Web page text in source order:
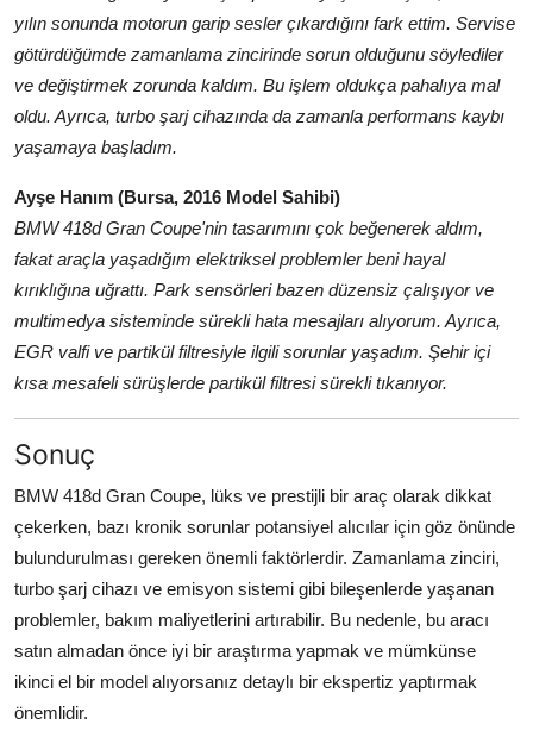
yılın sonunda motorun garip sesler çıkardığını fark ettim. Servise
götürdüğümde zamanlama zincirinde sorun olduğunu söylediler
ve değiştirmek zorunda kaldım. Bu işlem oldukça pahalıya mal
oldu. Ayrıca, turbo şarj cihazında da zamanla performans kaybı
yaşamaya başladım.
Ayşe Hanım (Bursa, 2016 Model Sahibi)
BMW 418d Gran Coupe'nin tasarımını çok beğenerek aldım,
fakat araçla yaşadığım elektriksel problemler beni hayal
kırıklığına uğrattı. Park sensörleri bazen düzensiz çalışıyor ve
multimedya sisteminde sürekli hata mesajları alıyorum. Ayrıca,
EGR valfi ve partikül filtresiyle ilgili sorunlar yaşadım. Şehir içi
kısa mesafeli sürüşlerde partikül filtresi sürekli tıkanıyor.
Sonuç
BMW 418d Gran Coupe, lüks ve prestijli bir araç olarak dikkat
çekerken, bazı kronik sorunlar potansiyel alıcılar için göz önünde
bulundurulması gereken önemli faktörlerdir. Zamanlama zinciri,
turbo şarj cihazı ve emisyon sistemi gibi bileşenlerde yaşanan
problemler, bakım maliyetlerini artırabilir. Bu nedenle, bu aracı
satın almadan önce iyi bir araştırma yapmak ve mümkünse
ikinci el bir model alıyorsanız detaylı bir ekspertiz yaptırmak
önemlidir.